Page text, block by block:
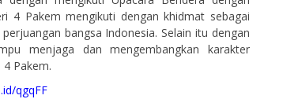
4 Pakem mengikuti dengan khidmat sebagai
bangsa Indonesia. Selain itu dengan
menjaga dan mengembangkan karakter
Pakem.
qgqFF